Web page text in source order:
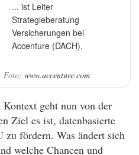
... ist Leiter
Strategieberatung
Versicherungen bei
Accenture (DACH).
www.accenture.com
geht nun von der
Ziel es ist, datenbasierte
zu fördern. Was ändert sich
welche Chancen und